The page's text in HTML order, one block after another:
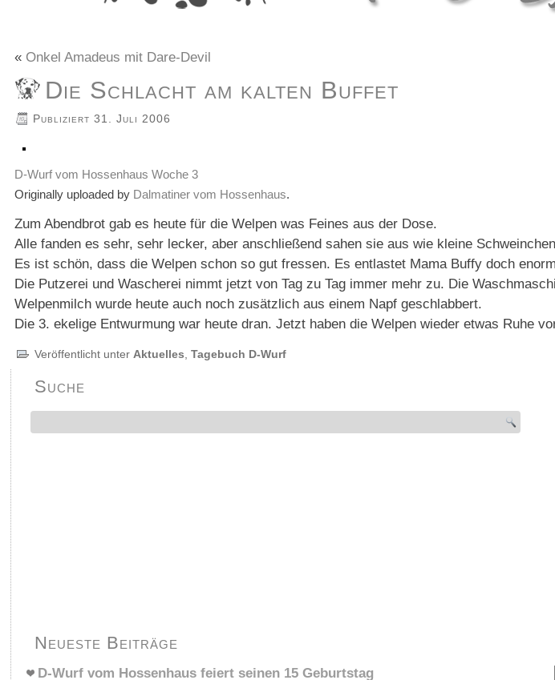
« Onkel Amadeus mit Dare-Devil
Die Schlacht am kalten Buffet
Publiziert 31. Juli 2006
D-Wurf vom Hossenhaus Woche 3
Originally uploaded by Dalmatiner vom Hossenhaus.
Zum Abendbrot gab es heute für die Welpen was Feines aus der Dose.
Alle fanden es sehr, sehr lecker, aber anschließend sahen sie aus wie kleine
Es ist schön, dass die Welpen schon so gut fressen. Es entlastet Mama Buffy doch
Die Putzerei und Wascherei nimmt jetzt von Tag zu Tag immer mehr zu. Die
Welpenmilch wurde heute auch noch zusätzlich aus einem Napf geschlabbert.
Die 3. ekelige Entwurmung war heute dran. Jetzt haben die Welpen wieder etwas Ruhe
Veröffentlicht unter Aktuelles,Tagebuch D-Wurf
Suche
Neueste Beiträge
D-Wurf vom Hossenhaus feiert seinen 15 Geburtstag